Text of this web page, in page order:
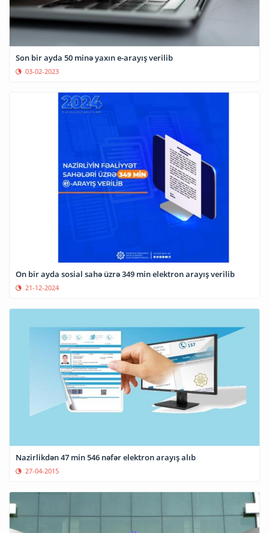
Son bir ayda 50 minə yaxın e-arayış verilib
03-02-2023
On bir ayda sosial sahə üzrə 349 min elektron arayış verilib
21-12-2024
Nazirlikdən 47 min 546 nəfər elektron arayış alıb
27-04-2015